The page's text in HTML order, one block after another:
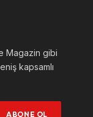
Magazin gibi
kapsamlı